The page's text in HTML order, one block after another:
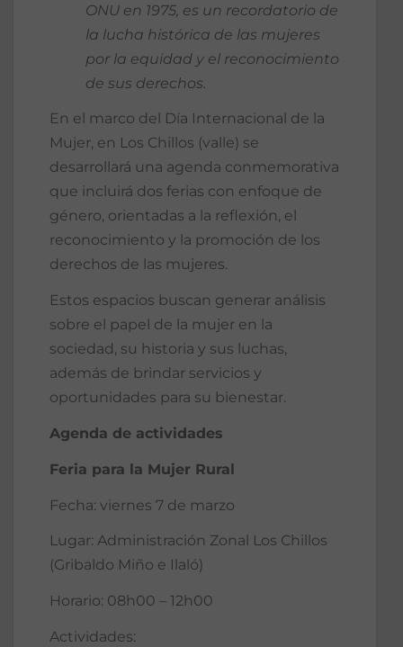
ONU en 1975, es un recordatorio de
la lucha histórica de las mujeres
por la equidad y el reconocimiento
de sus derechos.
En el marco del Día Internacional de la
Mujer, en Los Chillos (valle) se
desarrollará una agenda conmemorativa
que incluirá dos ferias con enfoque de
género, orientadas a la reflexión, el
reconocimiento y la promoción de los
derechos de las mujeres.
Estos espacios buscan generar análisis
sobre el papel de la mujer en la
sociedad, su historia y sus luchas,
además de brindar servicios y
oportunidades para su bienestar.
Agenda de actividades
Feria para la Mujer Rural
Fecha: viernes 7 de marzo
Lugar: Administración Zonal Los Chillos
(Gribaldo Miño e Ilaló)
Horario: 08h00 – 12h00
Actividades: